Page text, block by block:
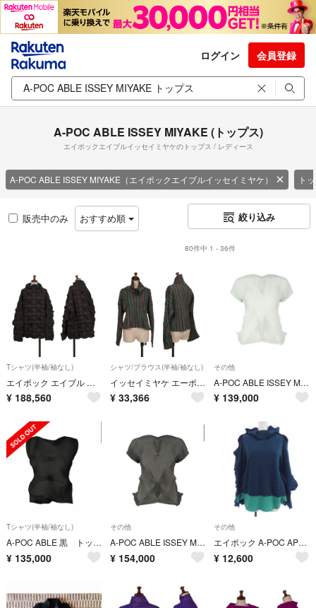
ログイン 会員登録
A-POC ABLE ISSEY MIYAKE (トップス)
エイポックエイブルイッセイミヤケのトップス / レディース
A-POC ABLE ISSEY MIYAKE（エイポックエイブルイッセイミヤケ） ト
販売中のみ おすすめ順 絞り込み
80件中 1 - 36件
Tシャツ(半袖/袖なし)
エイポック エイブル イッセイ ミヤケA-POC ABLE ISSEY MIYAKE 3Dストレッチスチームプリーツハイネックカットソー 黒3
¥ 188,560
シャツ/ブラウス(半袖/袖なし)
イッセイミヤケ エーポックISSEY MIYAKE A-POC シワ加工マルチストライプハイネックカットソー マルチ2
¥ 33,366
その他
A-POC ABLE ISSEY MIYAKE TYPE-O 010 トップス
¥ 139,000
Tシャツ(半袖/袖なし)
A-POC ABLE 黒 トップス
¥ 135,000
その他
A-POC ABLE ISSEY MIYAKE TYPE-O 010
¥ 154,000
その他
エイポック A-POC AP33JJ495 トップス
¥ 12,600